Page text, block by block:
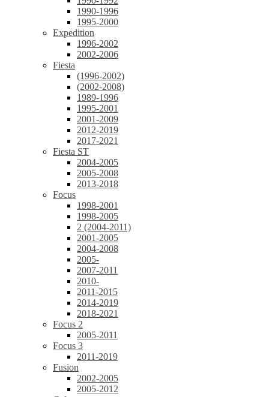
1990-1996
1995-2000
Expedition
1996-2002
2002-2006
Fiesta
(1996-2002)
(2002-2008)
1989-1996
1995-2001
2001-2009
2012-2019
2017-2021
Fiesta ST
2004-2005
2005-2008
2013-2018
Focus
1998-2001
1998-2005
2 (2004-2011)
2001-2005
2004-2008
2005-
2007-2011
2010-
2011-2015
2014-2019
2018-2021
Focus 2
2005-2011
Focus 3
2011-2019
Fusion
2002-2005
2005-2012